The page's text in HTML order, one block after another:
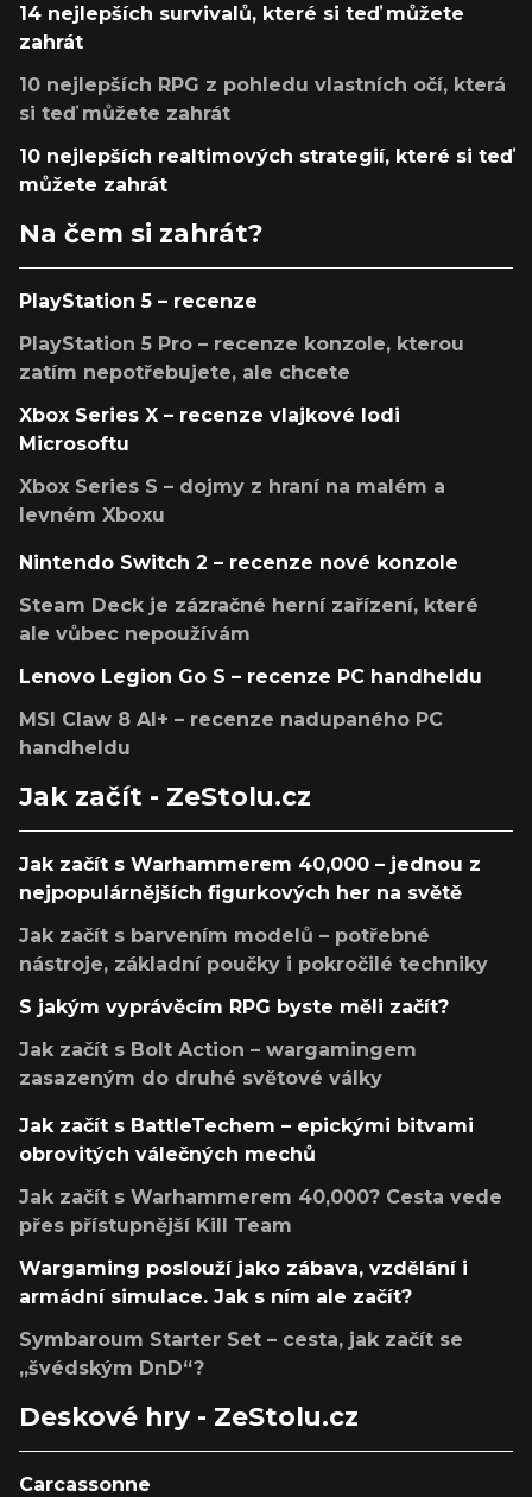
14 nejlepších survivalů, které si teď můžete
zahrát
10 nejlepších RPG z pohledu vlastních očí, která
si teď můžete zahrát
10 nejlepších realtimových strategií, které si teď
můžete zahrát
Na čem si zahrát?
PlayStation 5 – recenze
PlayStation 5 Pro – recenze konzole, kterou
zatím nepotřebujete, ale chcete
Xbox Series X – recenze vlajkové lodi
Microsoftu
Xbox Series S – dojmy z hraní na malém a
levném Xboxu
Nintendo Switch 2 – recenze nové konzole
Steam Deck je zázračné herní zařízení, které
ale vůbec nepoužívám
Lenovo Legion Go S – recenze PC handheldu
MSI Claw 8 AI+ – recenze nadupaného PC
handheldu
Jak začít - ZeStolu.cz
Jak začít s Warhammerem 40,000 – jednou z
nejpopulárnějších figurkových her na světě
Jak začít s barvením modelů – potřebné
nástroje, základní poučky i pokročilé techniky
S jakým vyprávěcím RPG byste měli začít?
Jak začít s Bolt Action – wargamingem
zasazeným do druhé světové války
Jak začít s BattleTechem – epickými bitvami
obrovitých válečných mechů
Jak začít s Warhammerem 40,000? Cesta vede
přes přístupnější Kill Team
Wargaming poslouží jako zábava, vzdělání i
armádní simulace. Jak s ním ale začít?
Symbaroum Starter Set – cesta, jak začít se
„švédským DnD“?
Deskové hry - ZeStolu.cz
Carcassonne